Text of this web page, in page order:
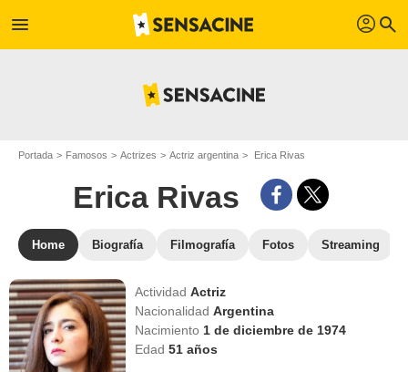
menu profil search
Portada Famosos Actrizes Actriz argentina Erica Rivas
Erica Rivas
Home Biografía Filmografía Fotos Streaming
ActividadActriz
NacionalidadArgentina
Nacimiento 1 de diciembre de 1974
Edad51 años